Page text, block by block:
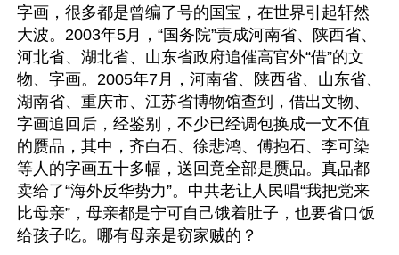
字画，很多都是曾编了号的国宝，在世界引起轩然
大波。2003年5月，“国务院”责成河南省、陕西省、
河北省、湖北省、山东省政府追催高官外“借”的文
物、字画。2005年7月，河南省、陕西省、山东省、
湖南省、重庆市、江苏省博物馆查到，借出文物、
字画追回后，经鉴别，不少已经调包换成一文不值
的赝品，其中，齐白石、徐悲鸿、傅抱石、李可染
等人的字画五十多幅，送回竟全部是赝品。真品都
卖给了“海外反华势力”。中共老让人民唱“我把党来
比母亲”，母亲都是宁可自己饿着肚子，也要省口饭
给孩子吃。哪有母亲是窃家贼的？